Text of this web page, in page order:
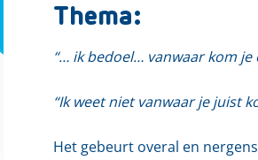
Thema:
“… ik bedoel… vanwaar kom je
“Ik weet niet vanwaar je juist
Het gebeurt overal en